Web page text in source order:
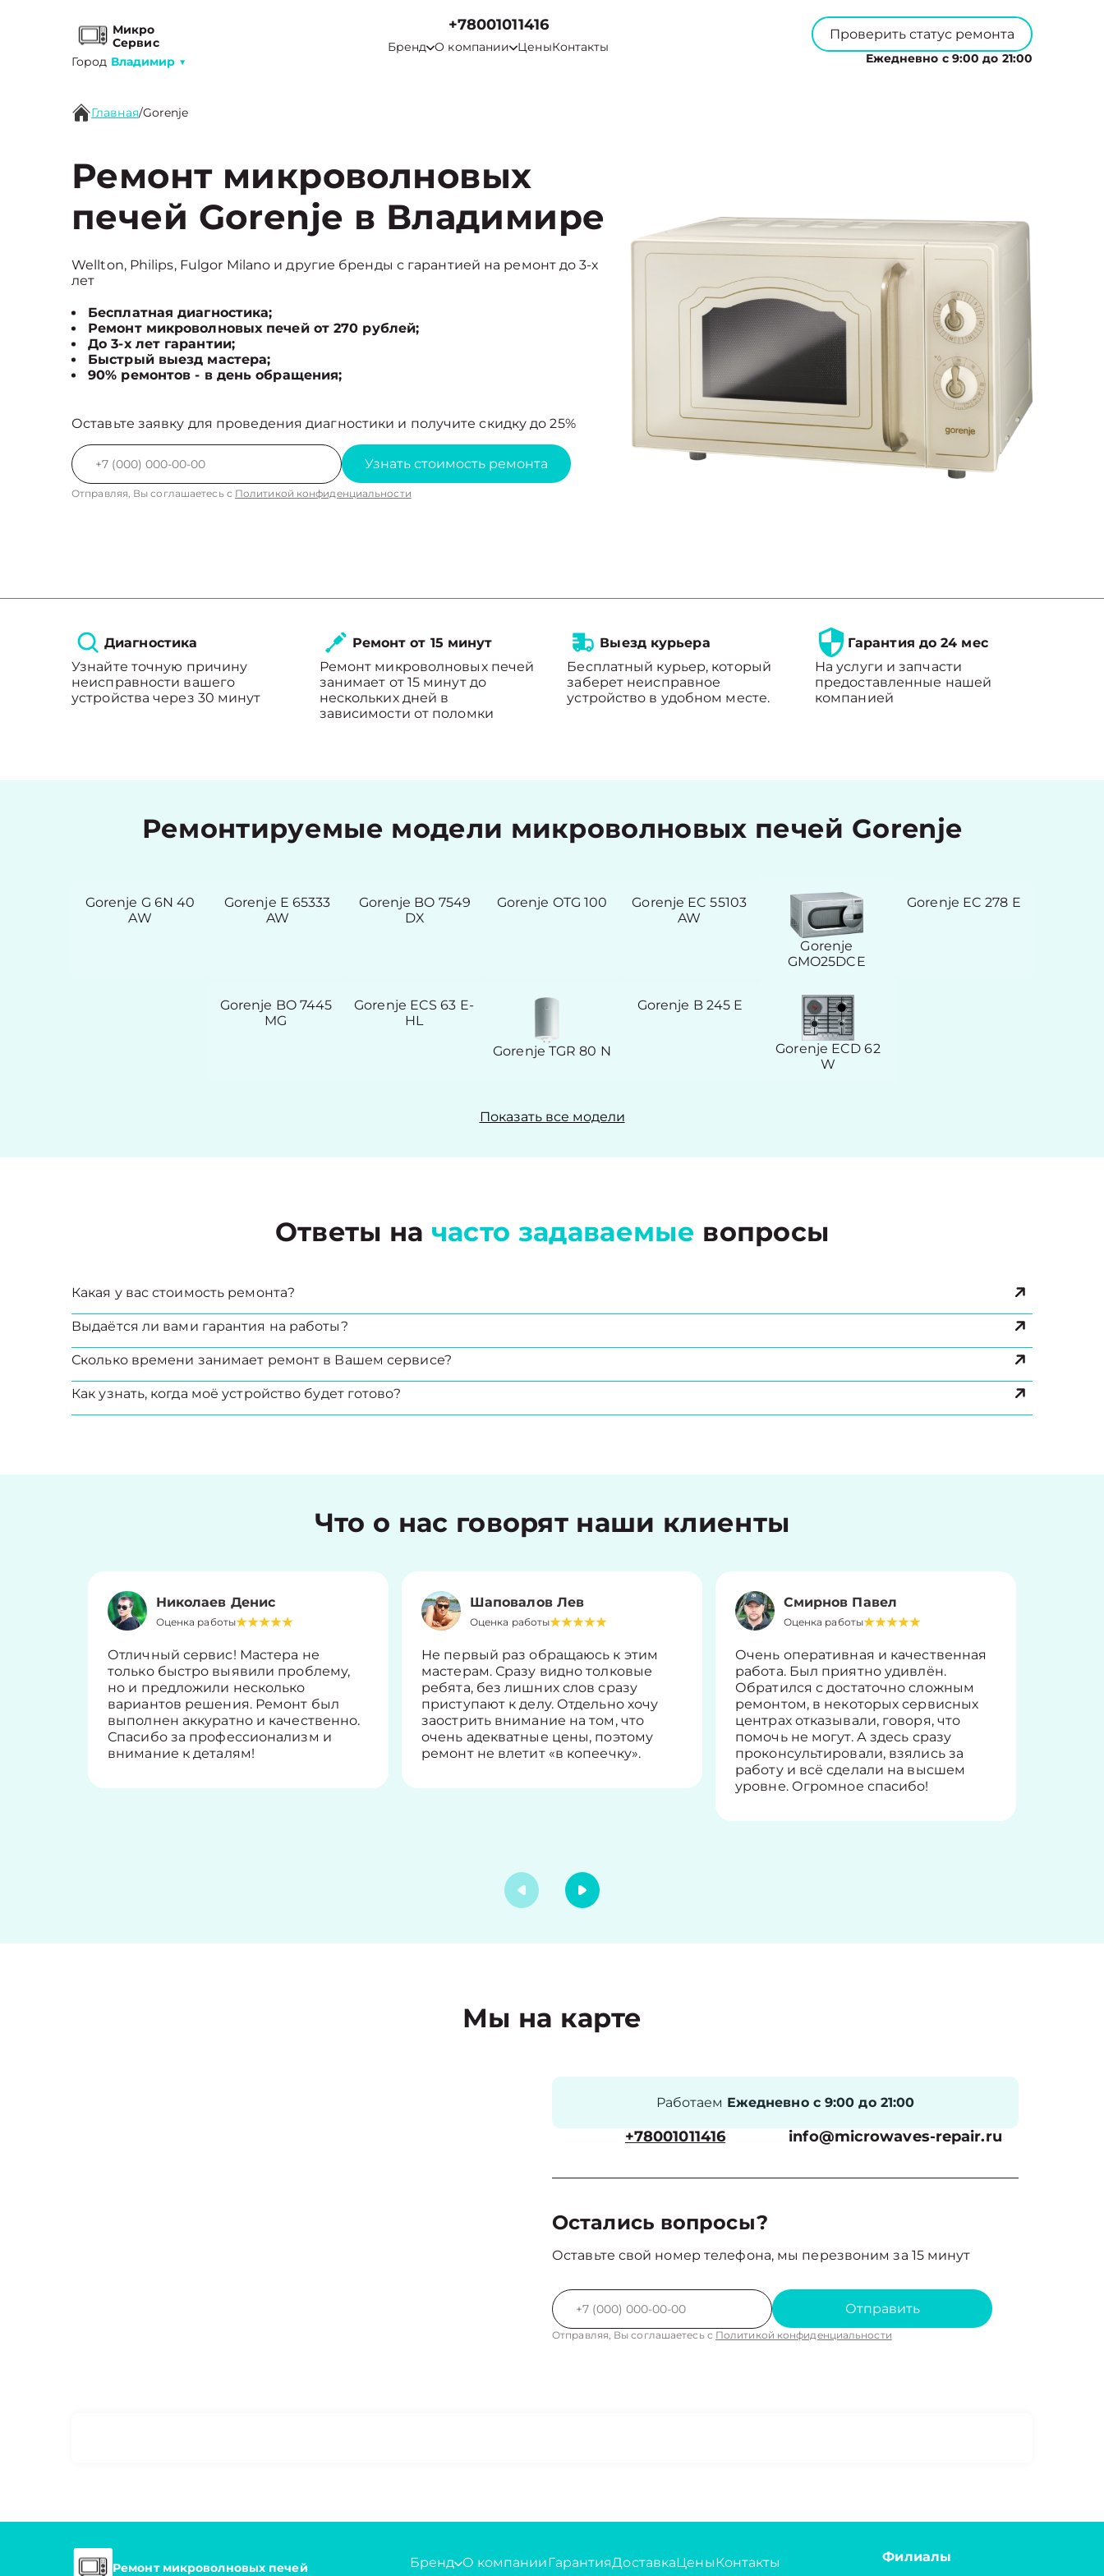
Микро
Сервис
Город Владимир ▼
+78001011416
Бренд О компании ЦеныКонтакты
Проверить статус ремонта
Ежедневно с 9:00 до 21:00
Главная/Gorenje
Ремонт микроволновых
печей Gorenje в Владимире
Wellton, Philips, Fulgor Milano и другие бренды с гарантией на ремонт до 3-х
лет
Бесплатная диагностика;
Ремонт микроволновых печей от 270 рублей;
До 3-х лет гарантии;
Быстрый выезд мастера;
90% ремонтов - в день обращения;
Оставьте заявку для проведения диагностики и получите скидку до 25%
Узнать стоимость ремонта
Отправляя, Вы соглашаетесь с Политикой конфиденциальности
Диагностика
Узнайте точную причину
неисправности вашего
устройства через 30 минут
Ремонт от 15 минут
Ремонт микроволновых печей
занимает от 15 минут до
нескольких дней в
зависимости от поломки
Выезд курьера
Бесплатный курьер, который
заберет неисправное
устройство в удобном месте.
Гарантия до 24 мес
На услуги и запчасти
предоставленные нашей
компанией
Ремонтируемые модели микроволновых печей Gorenje
Gorenje G 6N 40
AW
Gorenje E 65333
AW
Gorenje BO 7549
DX
Gorenje OTG 100
Gorenje EC 55103
AW
Gorenje
GMO25DCE
Gorenje EC 278 E
Gorenje BO 7445
MG
Gorenje ECS 63 E-
HL
Gorenje TGR 80 N
Gorenje B 245 E
Gorenje ECD 62
W
Показать все модели
Ответы на часто задаваемые вопросы
Какая у вас стоимость ремонта?
Выдаётся ли вами гарантия на работы?
Сколько времени занимает ремонт в Вашем сервисе?
Как узнать, когда моё устройство будет готово?
Что о нас говорят наши клиенты
Николаев Денис
Оценка работы
Отличный сервис! Мастера не
только быстро выявили проблему,
но и предложили несколько
вариантов решения. Ремонт был
выполнен аккуратно и качественно.
Спасибо за профессионализм и
внимание к деталям!
Шаповалов Лев
Оценка работы
Не первый раз обращаюсь к этим
мастерам. Сразу видно толковые
ребята, без лишних слов сразу
приступают к делу. Отдельно хочу
заострить внимание на том, что
очень адекватные цены, поэтому
ремонт не влетит «в копеечку».
Смирнов Павел
Оценка работы
Очень оперативная и качественная
работа. Был приятно удивлён.
Обратился с достаточно сложным
ремонтом, в некоторых сервисных
центрах отказывали, говоря, что
помочь не могут. А здесь сразу
проконсультировали, взялись за
работу и всё сделали на высшем
уровне. Огромное спасибо!
Мы на карте
Работаем Ежедневно с 9:00 до 21:00
+78001011416 info@microwaves-repair.ru
Остались вопросы?
Оставьте свой номер телефона, мы перезвоним за 15 минут
Отправить
Отправляя, Вы соглашаетесь с Политикой конфиденциальности
Ремонт микроволновых печей Бренд О компанииГарантияДоставкаЦеныКонтакты Филиалы